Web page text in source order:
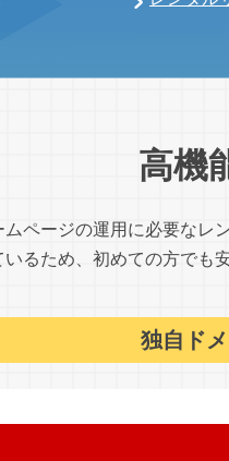
高機
ページの運用に必要な
るため、初めての方でも安
独自ド